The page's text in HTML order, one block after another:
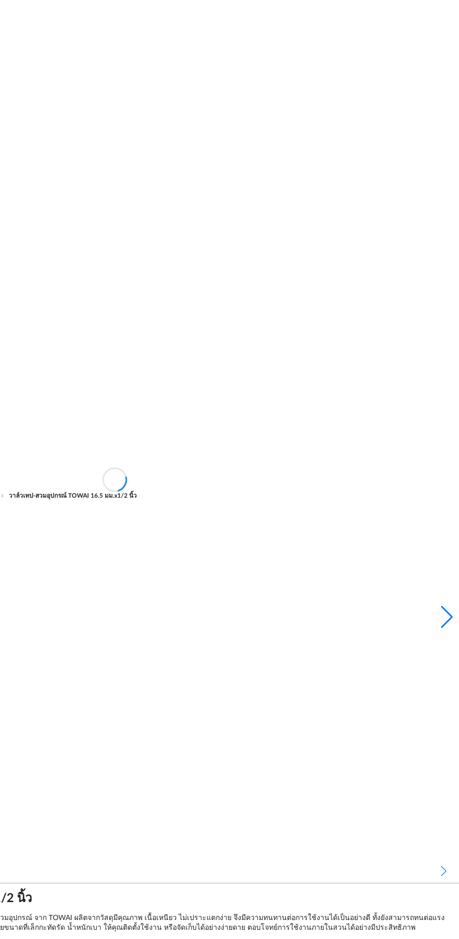
วาล์วเทป-สวมอุปกรณ์ TOWAI 16.5 มม.x1/2 นิ้ว
2 นิ้ว
ปกรณ์ จาก TOWAI ผลิตจากวัสดุมีคุณภาพ เนื้อเหนียว ไม่เปราะแตกง่าย จึงมีความทนทานต่อการใช้งานได้เป็นอย่างดี ทั้งยังสามารถทนต่อแรง
นาดที่เล็กกะทัดรัด น้ำหนักเบา ให้คุณติดตั้งใช้งาน หรือจัดเก็บได้อย่างง่ายดาย ตอบโจทย์การใช้งานภายในสวนได้อย่างมีประสิทธิภาพ